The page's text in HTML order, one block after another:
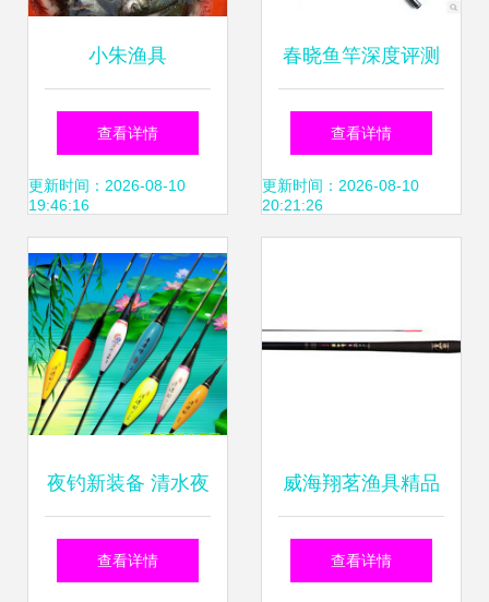
小朱渔具
查看详情
更新时间：2026-08-10
19:46:16
春晓鱼竿深度评测
性价比之王的东方
美学渔具体验
查看详情
更新时间：2026-08-10
20:21:26
夜钓新装备 清水夜
光电子浮漂全面解
查看详情
威海翔茗渔具精品
展示 高性价比台钓
查看详情